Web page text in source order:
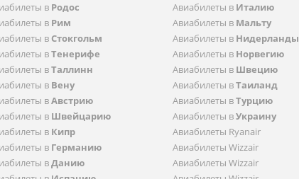
в Родос
в Рим
в Стокгольм
вТенерифе
вТаллинн
в Вену
вАвстрию
в Швейцарию
в Кипр
в Германию
вДанию
Aвиабилеты в Италию
Aвиабилеты в Мальту
Aвиабилеты в Нидерланды
Aвиабилеты в Норвегию
Aвиабилеты в Швецию
Aвиабилеты вТаиланд
Aвиабилеты вТурцию
Aвиабилеты вУкраину
Авиабилеты Ryanair
Авиабилеты Wizzair
Авиабилеты Wizzair